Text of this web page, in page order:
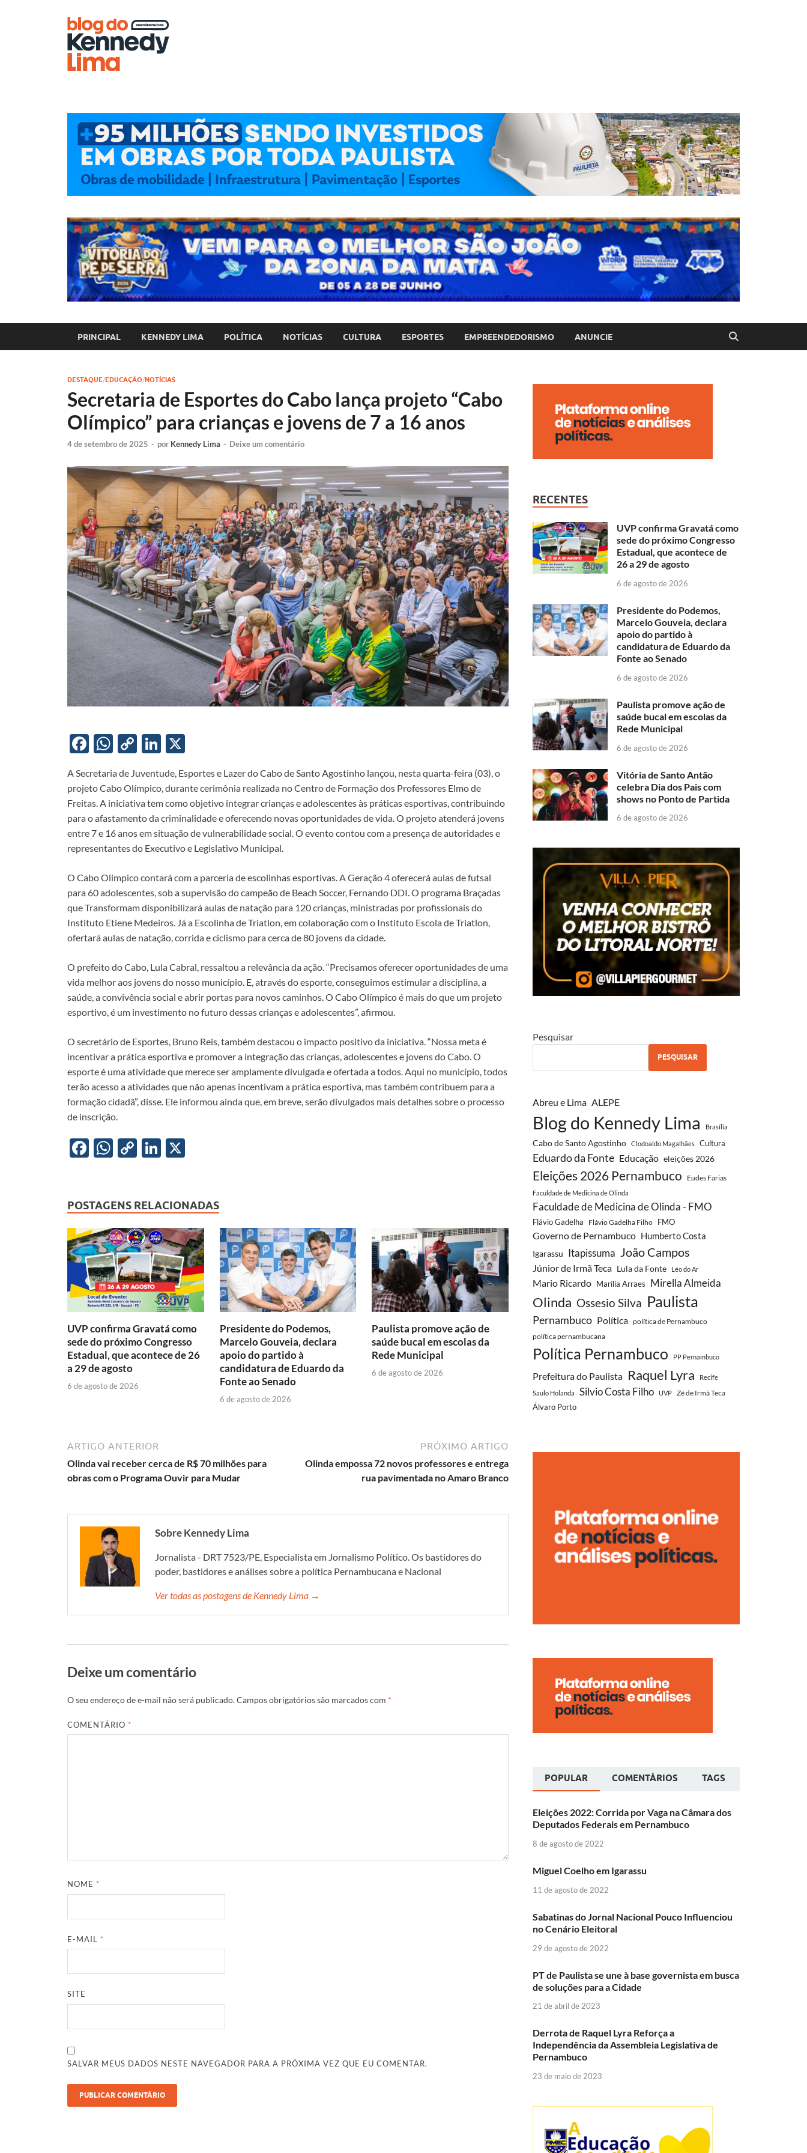
PRINCIPAL KENNEDY LIMA POLÍTICA NOTÍCIAS CULTURA ESPORTES EMPREENDEDORISMO ANUNCIE
DESTAQUE/EDUCAÇÃO/NOTÍCIAS
Secretaria de Esportes do Cabo lança projeto “Cabo
Olímpico” para crianças e jovens de 7 a 16 anos
4 de setembro de 2025 - por Kennedy Lima - Deixe um comentário
F
e
b
o
o
k
W
at
s
A
p
p
C
p
y
Li
n
k
Li
k
e
dI
n
A Secretaria de Juventude, Esportes e Lazer do Cabo de Santo Agostinho lançou, nesta quarta-feira (03), o
projeto Cabo Olímpico, durante cerimônia realizada no Centro de Formação dos Professores Elmo de
Freitas. A iniciativa tem como objetivo integrar crianças e adolescentes às práticas esportivas, contribuindo
para o afastamento da criminalidade e oferecendo novas oportunidades de vida. O projeto atenderá jovens
entre 7 e 16 anos em situação de vulnerabilidade social. O evento contou com a presença de autoridades e
representantes do Executivo e Legislativo Municipal.
O Cabo Olímpico contará com a parceria de escolinhas esportivas. A Geração 4 oferecerá aulas de futsal
para 60 adolescentes, sob a supervisão do campeão de Beach Soccer, Fernando DDI. O programa Braçadas
que Transformam disponibilizará aulas de natação para 120 crianças, ministradas por profissionais do
Instituto Etiene Medeiros. Já a Escolinha de Triatlon, em colaboração com o Instituto Escola de Triatlon,
ofertará aulas de natação, corrida e ciclismo para cerca de 80 jovens da cidade.
O prefeito do Cabo, Lula Cabral, ressaltou a relevância da ação. “Precisamos oferecer oportunidades de uma
vida melhor aos jovens do nosso município. E, através do esporte, conseguimos estimular a disciplina, a
saúde, a convivência social e abrir portas para novos caminhos. O Cabo Olímpico é mais do que um projeto
esportivo, é um investimento no futuro dessas crianças e adolescentes”, afirmou.
O secretário de Esportes, Bruno Reis, também destacou o impacto positivo da iniciativa. “Nossa meta é
incentivar a prática esportiva e promover a integração das crianças, adolescentes e jovens do Cabo. O
esporte é uma atividade que merece ser amplamente divulgada e ofertada a todos. Aqui no município, todos
terão acesso a atividades que não apenas incentivam a prática esportiva, mas também contribuem para a
formação cidadã”, disse. Ele informou ainda que, em breve, serão divulgados mais detalhes sobre o processo
de inscrição.
F
b
o
o
k
W
s
A
p
p
C
y
Li
n
k
Li
e
dI
n
POSTAGENS RELACIONADAS
UVP confirma Gravatá como
sede do próximo Congresso
Estadual, que acontece de 26
a 29 de agosto
6 de agosto de 2026
Presidente do Podemos,
Marcelo Gouveia, declara
apoio do partido à
candidatura de Eduardo da
Fonte ao Senado
6 de agosto de 2026
Paulista promove ação de
saúde bucal em escolas da
Rede Municipal
6 de agosto de 2026
ARTIGO ANTERIOR
Olinda vai receber cerca de R$ 70 milhões para
obras com o Programa Ouvir para Mudar
PRÓXIMO ARTIGO
Olinda empossa 72 novos professores e entrega
rua pavimentada no Amaro Branco
Sobre Kennedy Lima
Jornalista - DRT 7523/PE, Especialista em Jornalismo Político. Os bastidores do
poder, bastidores e análises sobre a política Pernambucana e Nacional
Ver todas as postagens de Kennedy Lima →
Deixe um comentário
O seu endereço de e-mail não será publicado.Campos obrigatórios são marcados com *
COMENTÁRIO*
NOME*
E-MAIL*
SITE
SALVAR MEUS DADOS NESTE NAVEGADOR PARA A PRÓXIMA VEZ QUE EU COMENTAR.
RECENTES
UVP confirma Gravatá como
sede do próximo Congresso
Estadual, que acontece de
26 a 29 de agosto
6 de agosto de 2026
Presidente do Podemos,
Marcelo Gouveia, declara
apoio do partido à
candidatura de Eduardo da
Fonte ao Senado
6 de agosto de 2026
Paulista promove ação de
saúde bucal em escolas da
Rede Municipal
6 de agosto de 2026
Vitória de Santo Antão
celebra Dia dos Pais com
shows no Ponto de Partida
6 de agosto de 2026
Pesquisar
PESQUISAR
Abreu e Lima ALEPE
Blog do Kennedy Lima Brasília
Cabo de Santo Agostinho Clodoaldo Magalhães Cultura
Eduardo da Fonte Educação eleições 2026
Eleições 2026 Pernambuco Eudes Farias
Faculdade de Medicina de Olinda
Faculdade de Medicina de Olinda - FMO
Flávio Gadelha Flávio Gadelha Filho FMO
Governo de Pernambuco Humberto Costa
Igarassu Itapissuma João Campos
Júnior de Irmã Teca Lula da Fonte Léo do Ar
Mario Ricardo Marília Arraes Mirella Almeida
Olinda Ossesio Silva Paulista
Pernambuco Política política de Pernambuco
política pernambucana
Política Pernambuco PP Pernambuco
Prefeitura do Paulista Raquel Lyra
Recife
Saulo Holanda
Silvio Costa Filho UVP
Zé de Irmã Teca
Álvaro Porto
POPULAR COMENTÁRIOS TAGS
Eleições 2022: Corrida por Vaga na Câmara dos
Deputados Federais em Pernambuco
8 de agosto de 2022
Miguel Coelho em Igarassu
11 de agosto de 2022
Sabatinas do Jornal Nacional Pouco Influenciou
no Cenário Eleitoral
29 de agosto de 2022
PT de Paulista se une à base governista em busca
de soluções para a Cidade
21 de abril de 2023
Derrota de Raquel Lyra Reforça a
Independência da Assembleia Legislativa de
Pernambuco
23 de maio de 2023